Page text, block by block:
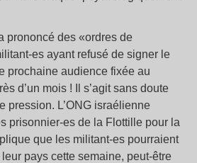
prononcé des «ordres de
es ayant refusé de signer le
prochaine audience fixée au
d’un mois ! Il s’agit sans doute
pression. L’ONG israélienne
prisonnier-es de la Flottille pour la
que les militant-es pourraient
pays cette semaine, peut-être